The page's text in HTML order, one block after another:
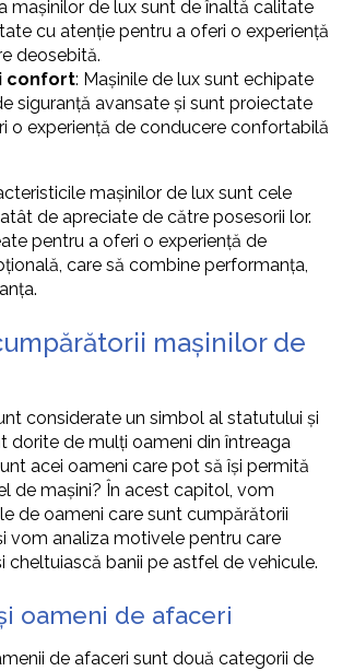
mașinilor de lux sunt de înaltă calitate
cu atenție pentru a oferi o experiență
deosebită.
confort: Mașinile de lux sunt echipate
siguranță avansate și sunt proiectate
o experiență de conducere confortabilă
mașinilor de lux sunt cele
de apreciate de către posesorii lor.
pentru a oferi o experiență de
care să combine performanța,
mașinilor de
considerate un simbol al statutului și
dorite de mulți oameni din întreaga
acei oameni care pot să își permită
de mașini? În acest capitol, vom
de oameni care sunt cumpărătorii
vom analiza motivele pentru care
cheltuiască banii pe astfel de vehicule.
oameni de afaceri
de afaceri sunt două categorii de